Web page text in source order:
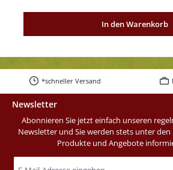
In den Warenkorb
*schneller Versand
Newsletter
Abonnieren Sie jetzt einfach unseren
Newsletter und Sie werden stets unter den
Produkte und Angebote